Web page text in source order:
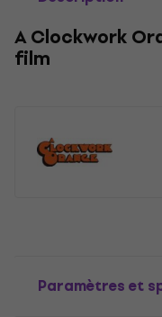
A Clockwork
film
Paramètres et